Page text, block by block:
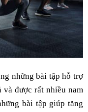
những bài tập hỗ trợ
được rất nhiều nam
bài tập giúp tăng